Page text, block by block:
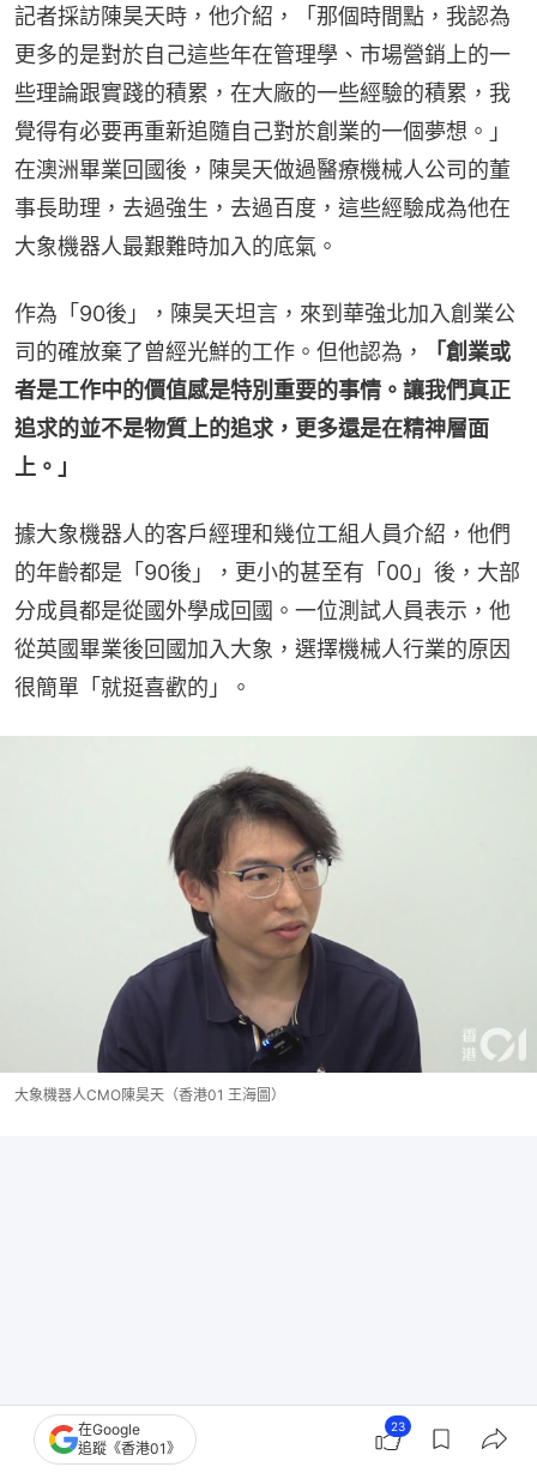
記者採訪陳昊天時，他介紹，「那個時間點，我認為
更多的是對於自己這些年在管理學、市場營銷上的一
些理論跟實踐的積累，在大廠的一些經驗的積累，我
覺得有必要再重新追隨自己對於創業的一個夢想。」
在澳洲畢業回國後，陳昊天做過醫療機械人公司的董
事長助理，去過強生，去過百度，這些經驗成為他在
大象機器人最艱難時加入的底氣。
作為「90後」，陳昊天坦言，來到華強北加入創業公
司的確放棄了曾經光鮮的工作。但他認為，
「創業或
者是工作中的價值感是特別重要的事情。讓我們真正
追求的並不是物質上的追求，更多還是在精神層面
上。」
據大象機器人的客戶經理和幾位工組人員介紹，他們
的年齡都是「90後」，更小的甚至有「00」後，大部
分成員都是從國外學成回國。一位測試人員表示，他
從英國畢業後回國加入大象，選擇機械人行業的原因
很簡單「就挺喜歡的」。
大象機器人CMO陳昊天（香港01 王海圖）
在Google
追蹤《香港01》
23